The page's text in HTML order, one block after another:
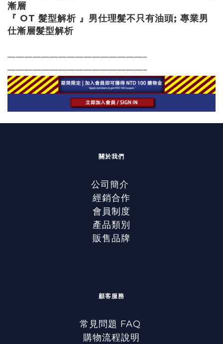
漸層
『 OT 髮型解析 』 男仕理髮不只有油頭; 專業男
仕漸層髮型解析
————————————————–
————————————————–
關於我們
公司簡介
經銷合作
會員制度
產品類別
販售品牌
顧客服務
常見問題 FAQ
購物流程說明